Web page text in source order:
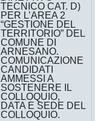
TECNICO CAT. D)
PER L’AREA 2
“GESTIONE DEL
TERRITORIO” DEL
COMUNE DI
ARNESANO.
COMUNICAZIONE
CANDIDATI
AMMESSI A
SOSTENERE IL
COLLOQUIO,
DATA E SEDE DEL
COLLOQUIO.